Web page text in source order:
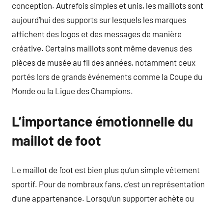
conception. Autrefois simples et unis, les maillots sont
aujourd’hui des supports sur lesquels les marques
affichent des logos et des messages de manière
créative. Certains maillots sont même devenus des
pièces de musée au fil des années, notamment ceux
portés lors de grands événements comme la Coupe du
Monde ou la Ligue des Champions.
L’importance émotionnelle du
maillot de foot
Le maillot de foot est bien plus qu’un simple vêtement
sportif. Pour de nombreux fans, c’est un représentation
d’une appartenance. Lorsqu’un supporter achète ou